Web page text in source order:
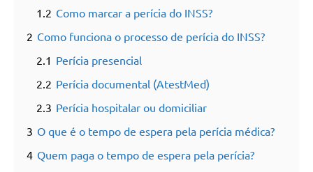
1.2 Como marcar a perícia do INSS?
2 Como funciona o processo de perícia do INSS?
2.1 Perícia presencial
2.2 Perícia documental (AtestMed)
2.3 Perícia hospitalar ou domiciliar
3 O que é o tempo de espera pela perícia médica?
4 Quem paga o tempo de espera pela perícia?